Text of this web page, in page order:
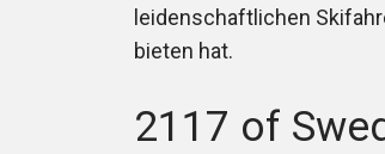
leidenschaftlichen
bieten hat.
2117 of